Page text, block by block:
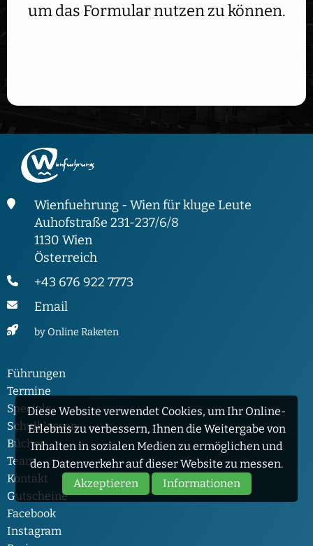
Diese Website verwendet Cookies, um Ihr Online-
Erlebnis zu verbessern, Ihnen die Weitergabe von
Inhalten in sozialen Medien zu ermöglichen und
den Datenverkehr auf dieser Website zu messen.
Akzeptieren
Informationen
um das Formular nutzen zu können.
Wienfuehrung - Wien für kluge Leute
Auhofstraße 231-237/6/8
1130 Wien
Österreich
+43 676 922 7773
Email
by Online Raketen
Führungen
Termine
Specials
Schulklassen
Bücher
Team
Kontakt
Gutscheine
Facebook
Instagram